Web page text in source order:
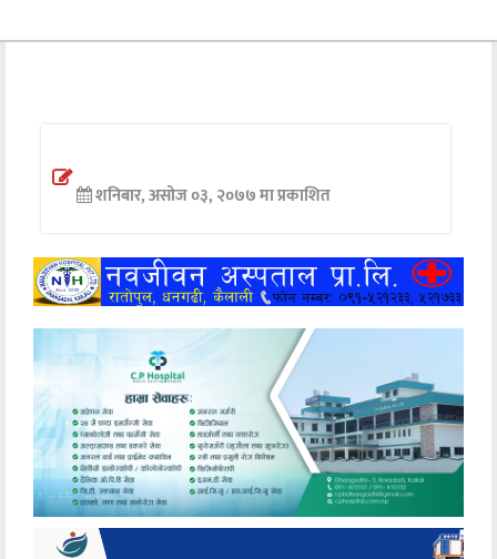
अन्तर्वार्ता
खेलकुद
मनोरञ्जन
अन्य
शनिबार, असोज ०३, २०७७ मा प्रकाशित